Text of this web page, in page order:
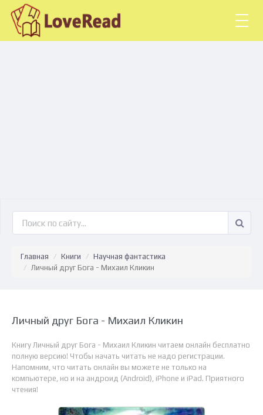
Главная Книги
Научная фантастика
Личный друг Бога - Михаил Кликин
Личный друг Бога - Михаил Кликин
Книгу Личный друг Бога - Михаил Кликин читаем онлайн бесплатно
полную версию! Чтобы начать читать не надо регистрации.
Напомним, что читать онлайн вы можете не только на
компьютере, но и на андроид (Android), iPhone и iPad. Приятного
чтения!